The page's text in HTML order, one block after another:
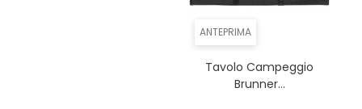
ANTEPRIMA
Tavolo Campeggio
Brunner...